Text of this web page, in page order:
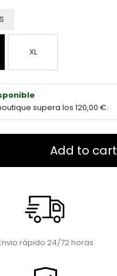
XL
supera los 120,00 €.
Add to cart
rápido 24/72 horas